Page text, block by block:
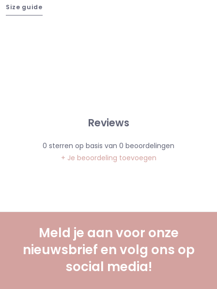
Size guide
Reviews
0 sterren op basis van 0 beoordelingen
+ Je beoordeling toevoegen
Meld je aan voor onze
nieuwsbrief en volg ons op
social media!